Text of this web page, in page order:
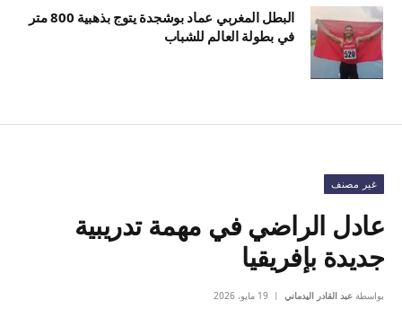
البطل المغربي عماد بوشجدة يتوج بذهبية 800 متر
في بطولة العالم للشباب
غير مصنف
عادل الراضي في مهمة تدريبية
جديدة بإفريقيا
بواسطة عبد القادر اليدماني 19 مايو، 2026